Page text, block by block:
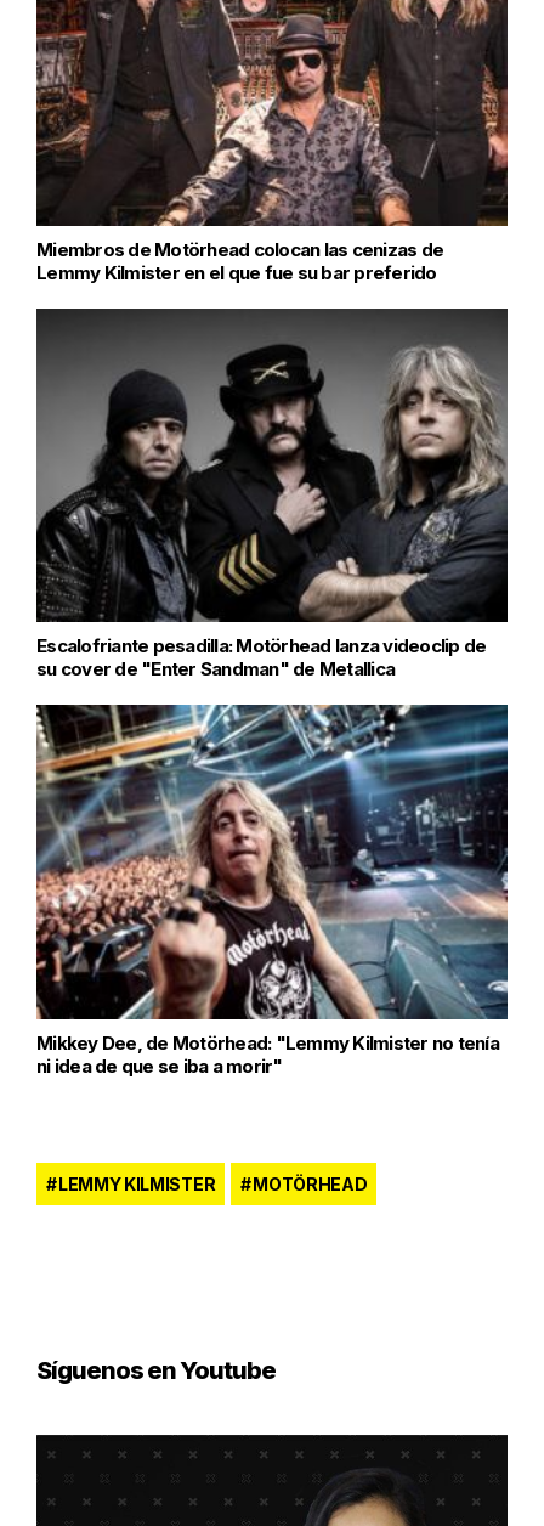
Miembros de Motörhead colocan las cenizas de
Lemmy Kilmister en el que fue su bar preferido
Escalofriante pesadilla: Motörhead lanza videoclip de
su cover de "Enter Sandman" de Metallica
Mikkey Dee, de Motörhead: "Lemmy Kilmister no tenía
ni idea de que se iba a morir"
LEMMY KILMISTER MOTÖRHEAD
Síguenos en Youtube